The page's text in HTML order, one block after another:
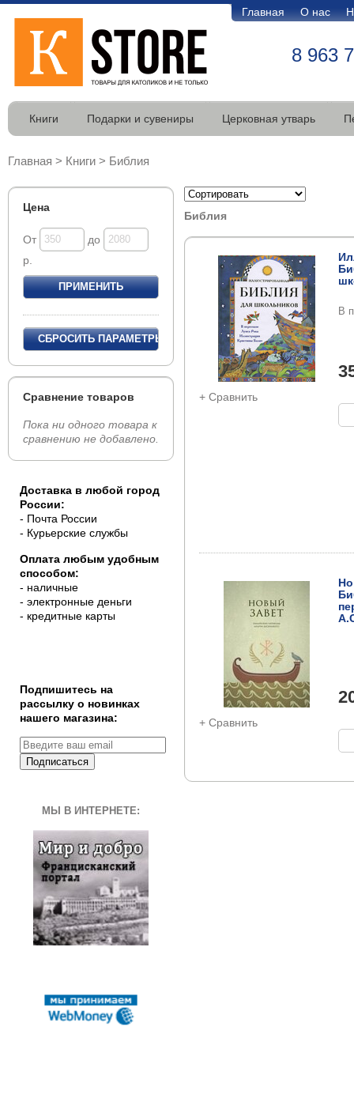
Главная О нас
8 963
Книги Подарки и сувениры Церковная утварь
Главная > Книги > Библия
Библия
+ Сравнить
В
+ Сравнить
Цена
От
до
р.
Сравнение товаров
Пока ни одного товара к
сравнению не добавлено.
Доставка в любой город
России:
- Почта России
- Курьерские службы
Оплата любым удобным
способом:
- наличные
- электронные деньги
- кредитные карты
Подпишитесь на
рассылку о новинках
нашего магазина:
Подписаться
МЫ В ИНТЕРНЕТЕ: